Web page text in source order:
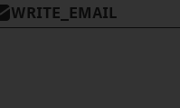
WRITE_EMAIL